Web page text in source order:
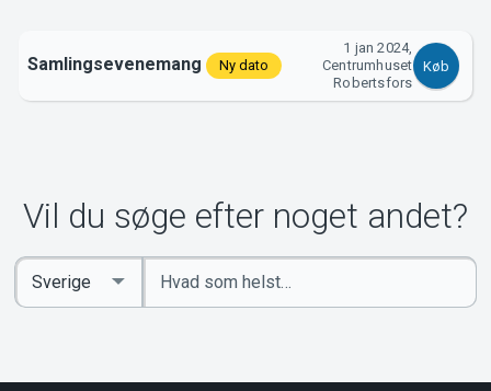
Om Tickster
Samlingsevenemang Ny dato
1 jan 2024,
Centrumhuset
Robertsfors
Køb
Vil du søge efter noget andet?
Indtast
søgeord
Select
Country